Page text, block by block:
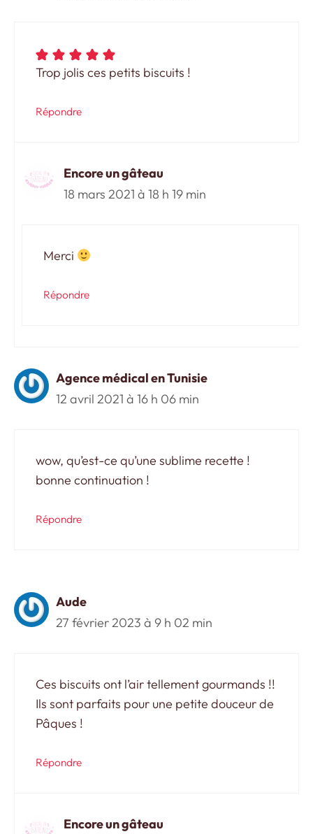
Trop jolis ces petits biscuits !
Répondre
Encore un gâteau
18 mars 2021 à 18 h 19 min
Merci
Répondre
Agence médical en Tunisie
12 avril 2021 à 16 h 06 min
wow, qu’est-ce qu’une sublime recette !
bonne continuation !
Répondre
Aude
27 février 2023 à 9 h 02 min
Ces biscuits ont l’air tellement gourmands !!
Ils sont parfaits pour une petite douceur de
Pâques !
Répondre
Encore un gâteau